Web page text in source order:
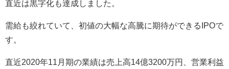
直近は黒字化も達成しました。
需給も絞れていて、初値の大幅な高騰に期待ができるIPOで
す。
直近2020年11月期の業績は売上高14億3200万円、営業利益